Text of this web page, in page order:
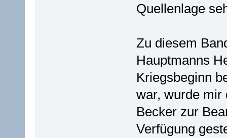
Quellenlage
Zu diesem
Hauptmanns
Kriegsbeginn
war, wurde mir
Becker zur
Verfügung